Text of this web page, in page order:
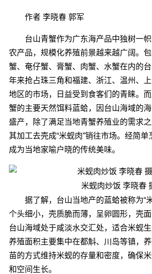
作者 李晓春 郭军
台山青蟹作为广东海产品中独树一帜
农产品，规模化养殖前景越来越广阔。
蟹、奄仔蟹、膏蟹、肉蟹、水蟹在内的
年来抢占珠三角和福建、浙江、温州、
地区的市场，日益受到食客们的青睐。
蟹的主要天然饵料蓝蛤，因台山海域的
盛产，除了满足当地青蟹养殖业的需求
其加工去壳成“米蚬肉”销往市场。经简单
成为当地家喻户晓的传统美味。
米蚬肉炒饭 李晓春
据了解，台山当地产的蓝蛤被称为“米
个头细小，壳质脆而薄，呈卵圆形，壳面
台山海域处于咸淡水交汇处，适合米蚬
养殖面积主要集中在都斛、川岛等镇，
苗的方式维持米蚬的存量和密度，确保
和空间生长。